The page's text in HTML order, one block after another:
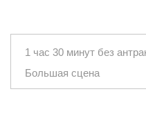
1 час 30 минут без
Большая сцена